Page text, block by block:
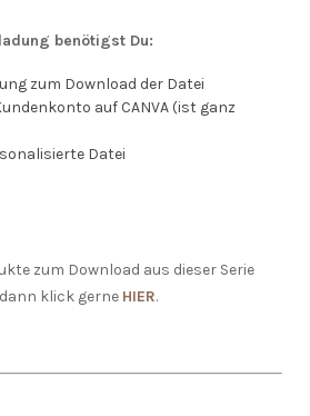
benötigst Du:
zum Download der Datei
auf CANVA (ist ganz
Datei
zum Download aus dieser Serie
klick gerne HIER.